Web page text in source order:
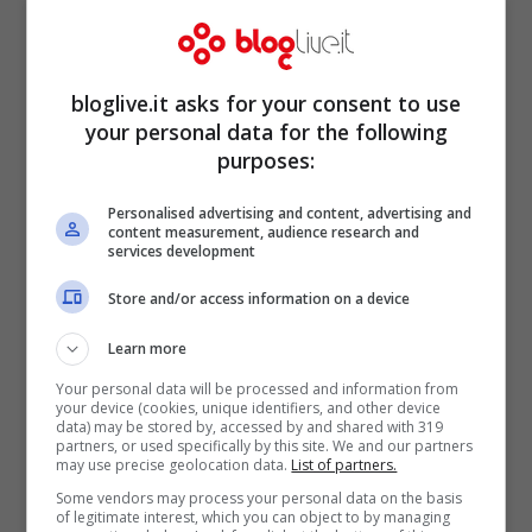
finalmente tornare in Italia per
riabbracciare i suoi cari. Previsto per la
giornata di domani il rientro sul suolo
italiano . L’operazione per liberare la
giovanissima, secondo
sarebbe partita all’alba di stamani e si
sarebbe conclusa pochissimi minuti fa.
Piovono i commenti entusiastici sui social
da parte di tutte le parti politiche.
FORSE POTREBBE INTERESSARTI ANCHE
>>>La storia di Peppino Impastato: lo
sberleffo alla mafia e l’elezione post morte
bloglive.it asks for your consent to use
your personal data for the following
purposes:
Personalised advertising and content, advertising and
content measurement, audience research and
services development
Store and/or access information on a device
Learn more
Your personal data will be processed and information from
your device (cookies, unique identifiers, and other device
data) may be stored by, accessed by and shared with 319
partners, or used specifically by this site. We and our partners
may use precise geolocation data. List of partners.
Some vendors may process your personal data on the basis
of legitimate interest, which you can object to by managing